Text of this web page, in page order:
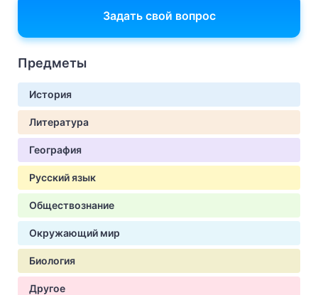
Задать свой вопрос
Предметы
История
Литература
География
Русский язык
Обществознание
Окружающий мир
Биология
Другое